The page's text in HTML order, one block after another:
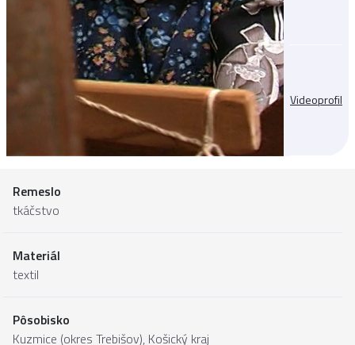
Videoprofil
Remeslo
tkáčstvo
Materiál
textil
Pôsobisko
Kuzmice (okres Trebišov), Košický kraj